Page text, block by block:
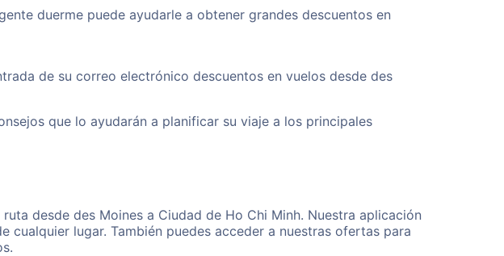
duerme puede ayudarle a obtener grandes descuentos en
de su correo electrónico descuentos en vuelos desde des
que lo ayudarán a planificar su viaje a los principales
desde des Moines a Ciudad de Ho Chi Minh. Nuestra aplicación
lugar. También puedes acceder a nuestras ofertas para